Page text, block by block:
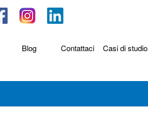
Blog Contattaci Casi di studio